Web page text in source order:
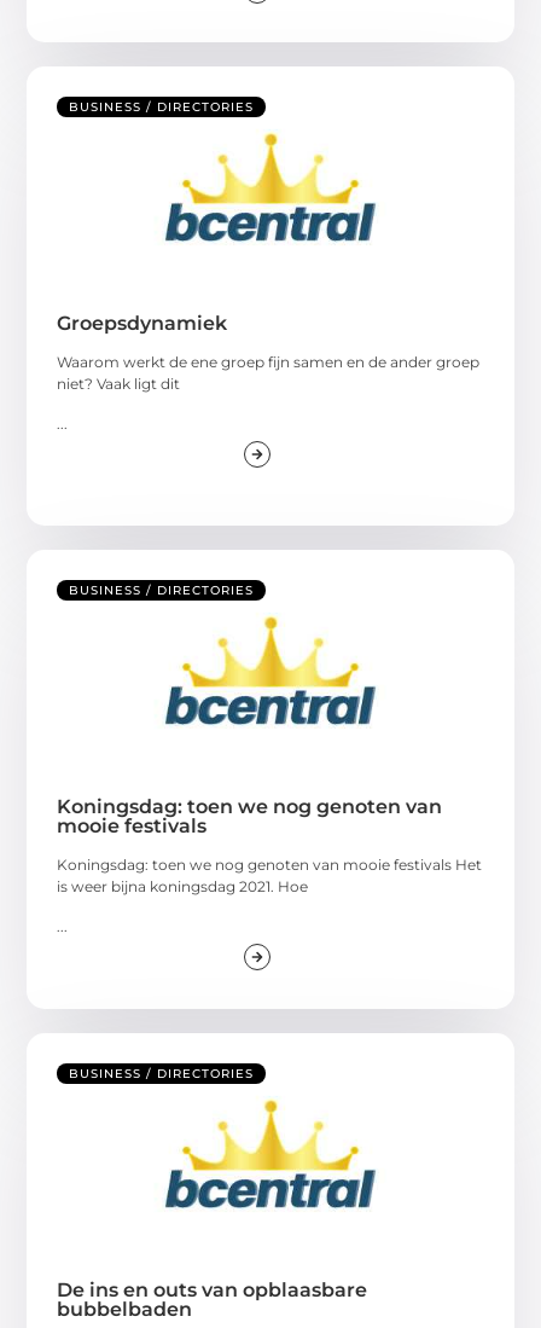
BUSINESS / DIRECTORIES
Groepsdynamiek
Waarom werkt de ene groep fijn samen en de ander groep
niet? Vaak ligt dit
BUSINESS / DIRECTORIES
Koningsdag: toen we nog genoten van
mooie festivals
Koningsdag: toen we nog genoten van mooie festivals Het
is weer bijna koningsdag 2021. Hoe
BUSINESS / DIRECTORIES
De ins en outs van opblaasbare
bubbelbaden